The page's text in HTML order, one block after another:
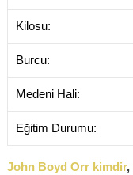
Kilosu:
Burcu:
Medeni Hali:
Eğitim Durumu:
John Boyd Orr kimdir,